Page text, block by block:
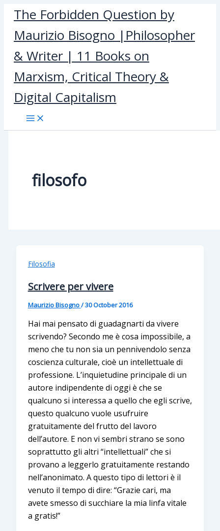
Skip
content
The Forbidden Question by
Maurizio Bisogno |Philosopher
& Writer | 11 Books on
Marxism, Critical Theory &
Digital Capitalism
filosofo
Filosofia
Scrivere per vivere
Maurizio Bisogno/30 October 2016
Hai mai pensato di guadagnarti da vivere
scrivendo? Secondo me è cosa impossibile, a
meno che tu non sia un pennivendolo senza
coscienza culturale, cioè un intellettuale di
professione. L’inquietudine principale di un
autore indipendente di oggi è che se
qualcuno si interessa a quello che egli scrive,
questo qualcuno vuole usufruire
gratuitamente del frutto del lavoro
dell’autore. E non vi sembri strano se sono
soprattutto gli altri “intellettuali” che si
provano a leggerlo gratuitamente restando
nell’anonimato. A questo tipo di lettori è il
venuto il tempo di dire: “Grazie cari, ma
avete smesso di succhiare la mia linfa vitale
a gratis!”